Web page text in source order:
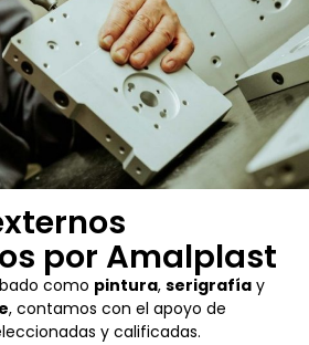
por Amalplast
como pintura, serigrafía y
, contamos con el apoyo de
y calificadas.